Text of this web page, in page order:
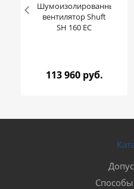
Шумоизолированный
вентилятор Shuft
SH 160 EC
113 960 руб.